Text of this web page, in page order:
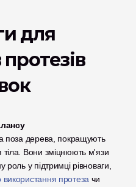
для
поза дерева, покращують
тіла. Вони зміцнюють м'язи
роль у підтримці рівноваги,
використання протеза чи